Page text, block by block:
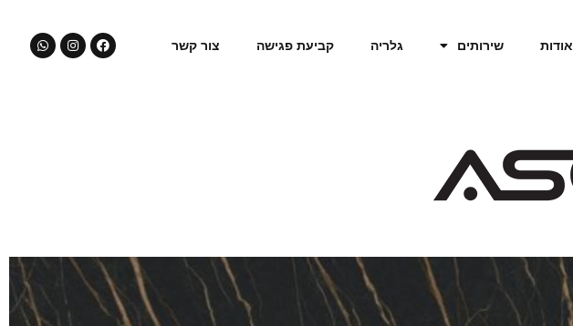
אודות שירותים גלריה קביעת פגישה צור קשר